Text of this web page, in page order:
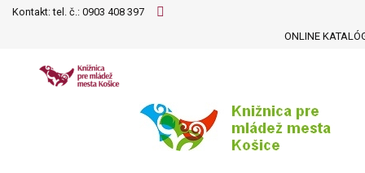
Kontakt: tel. č.: 0903 408 397
ONLINE